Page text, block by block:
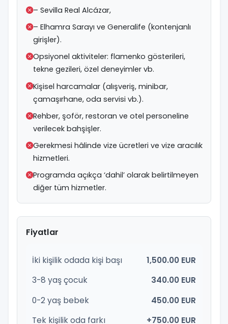
– Sevilla Real Alcázar,
– Elhamra Sarayı ve Generalife (kontenjanlı
girişler).
Opsiyonel aktiviteler: flamenko gösterileri,
tekne gezileri, özel deneyimler vb.
Kişisel harcamalar (alışveriş, minibar,
çamaşırhane, oda servisi vb.).
Rehber, şoför, restoran ve otel personeline
verilecek bahşişler.
Gerekmesi hâlinde vize ücretleri ve vize aracılık
hizmetleri.
Programda açıkça ‘dahil’ olarak belirtilmeyen
diğer tüm hizmetler.
Fiyatlar
İki kişilik odada kişi başı
1,500.00 EUR
3-8 yaş çocuk
340.00 EUR
0-2 yaş bebek
450.00 EUR
Tek kişilik oda farkı
+750.00 EUR